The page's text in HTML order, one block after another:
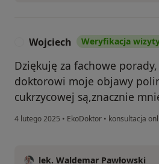
Wojciech Weryfikacja
Dziękuję za fachowe
doktorowi moje objawy
cukrzycowej są,znacznie
4 lutego 2025 • EkoDoktor • konsultacja
lek. Waldemar Pawłowski